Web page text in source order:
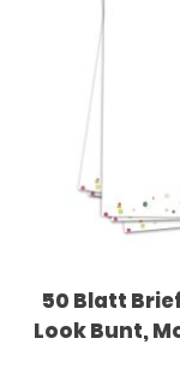
50 Blatt
Look Bunt,